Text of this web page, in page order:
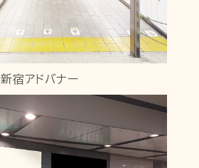
新宿アドバナー